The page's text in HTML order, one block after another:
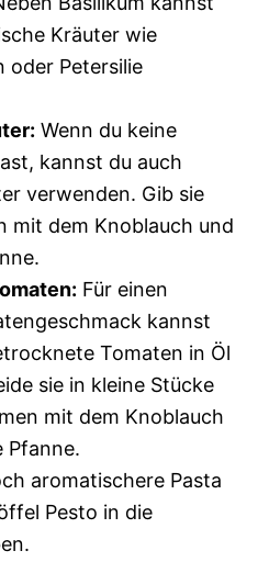
Kräuter wie
oder Petersilie
Wenn du keine
kannst du auch
verwenden. Gib sie
mit dem Knoblauch und
Für einen
kannst
Tomaten in Öl
sie in kleine Stücke
mit dem Knoblauch
Pfanne.
aromatischere Pasta
Pesto in die